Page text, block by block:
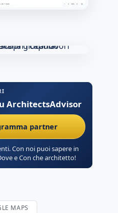
ArchitectsAdvisor
partner
Con noi puoi sapere in
e Con che architetto!
MAPS